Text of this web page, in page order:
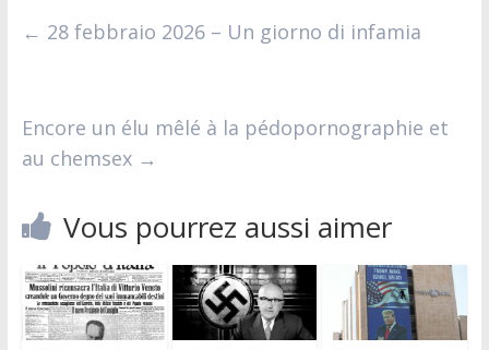
← 28 febbraio 2026 – Un giorno di infamia
Encore un élu mêlé à la pédopornographie et
au chemsex →
Vous pourrez aussi aimer